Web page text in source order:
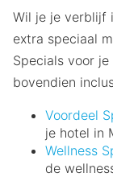
Wil je je verblijf
extra speciaal
Specials voor
bovendien
Voordeel
je hotel in
Wellness
de